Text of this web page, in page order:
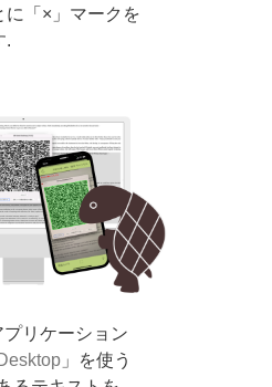
に「×」マークを
.
プリケーション
」を使う